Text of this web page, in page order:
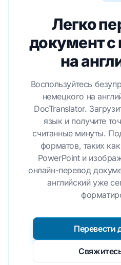
Легко
документ с
на
Воспользуйтесь
немецкого на
DocTranslator.
язык и получите
считанные минуты.
форматов, таких
PowerPoint и
онлайн-перевод
английский уже
Перевести